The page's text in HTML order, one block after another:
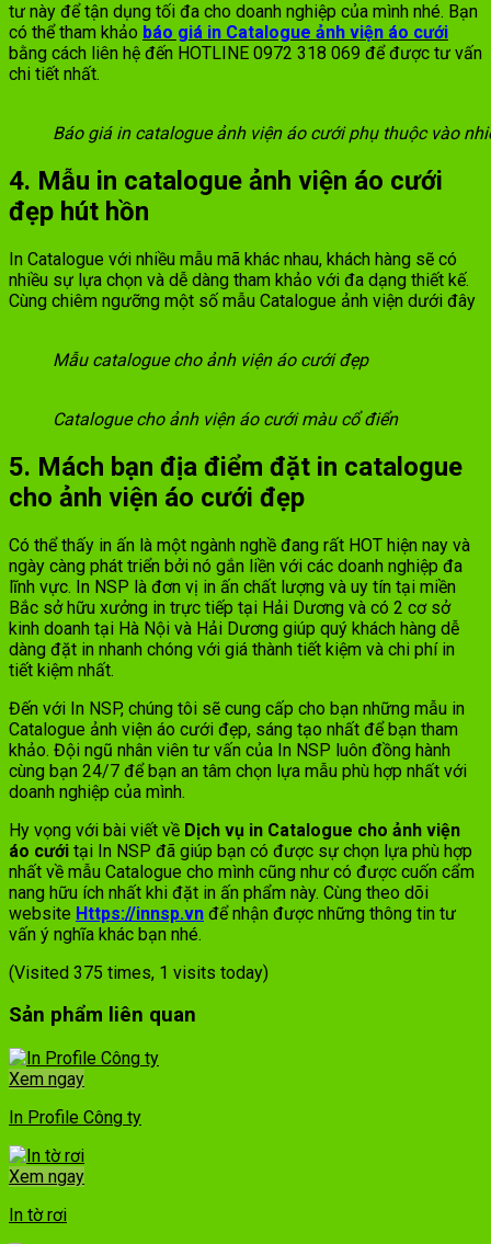
tư này để tận dụng tối đa cho doanh nghiệp của mình nhé. Bạn
có thể tham khảo báo giá in Catalogue ảnh viện áo cưới
bằng cách liên hệ đến HOTLINE 0972 318 069 để được tư vấn
chi tiết nhất.
Báo giá in catalogue ảnh viện áo cưới phụ thuộc vào
4. Mẫu in catalogue ảnh viện áo cưới
đẹp hút hồn
In Catalogue với nhiều mẫu mã khác nhau, khách hàng sẽ có
nhiều sự lựa chọn và dễ dàng tham khảo với đa dạng thiết kế.
Cùng chiêm ngưỡng một số mẫu Catalogue ảnh viện dưới đây
Mẫu catalogue cho ảnh viện áo cưới đẹp
Catalogue cho ảnh viện áo cưới màu cổ điển
5. Mách bạn địa điểm đặt in catalogue
cho ảnh viện áo cưới đẹp
Có thể thấy in ấn là một ngành nghề đang rất HOT hiện nay và
ngày càng phát triển bởi nó gắn liền với các doanh nghiệp đa
lĩnh vực. In NSP là đơn vị in ấn chất lượng và uy tín tại miền
Bắc sở hữu xưởng in trực tiếp tại Hải Dương và có 2 cơ sở
kinh doanh tại Hà Nội và Hải Dương giúp quý khách hàng dễ
dàng đặt in nhanh chóng với giá thành tiết kiệm và chi phí in
tiết kiệm nhất.
Đến với In NSP, chúng tôi sẽ cung cấp cho bạn những mẫu in
Catalogue ảnh viện áo cưới đẹp, sáng tạo nhất để bạn tham
khảo. Đội ngũ nhân viên tư vấn của In NSP luôn đồng hành
cùng bạn 24/7 để bạn an tâm chọn lựa mẫu phù hợp nhất với
doanh nghiệp của mình.
Hy vọng với bài viết về Dịch vụ in Catalogue cho ảnh viện
áo cưới tại In NSP đã giúp bạn có được sự chọn lựa phù hợp
nhất về mẫu Catalogue cho mình cũng như có được cuốn cẩm
nang hữu ích nhất khi đặt in ấn phẩm này. Cùng theo dõi
website Https://innsp.vn để nhận được những thông tin tư
vấn ý nghĩa khác bạn nhé.
(Visited 375 times, 1 visits today)
Sản phẩm liên quan
Xem ngay
In Profile Công ty
Xem ngay
In tờ rơi